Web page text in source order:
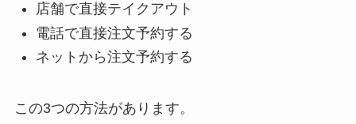
店舗で直接テイクアウト
電話で直接注文予約する
ネットから注文予約する
この3つの方法があります。